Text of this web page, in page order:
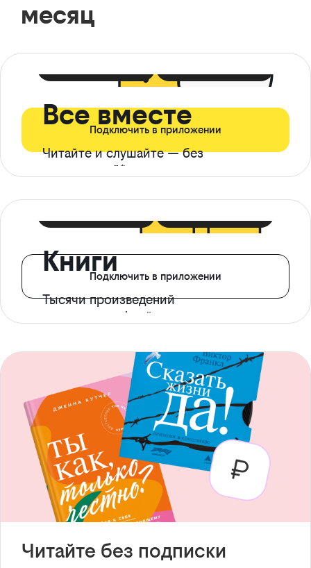
месяц
Все вместе
Читайте и слушайте — без
ограничений*
Подключить в приложении
Книги
Тысячи произведений
с доступом офлайн
Подключить в приложении
Читайте без подписки